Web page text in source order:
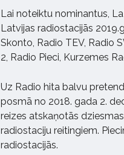
Lai noteiktu nominantus,
Latvijas radiostacijās
Skonto, Radio TEV, Radio
2, Radio Pieci, Kurzemes
Uz Radio hita balvu
posmā no 2018. gada 2.
reizes atskaņotās
radiostaciju reitingiem.
radiostacijās.